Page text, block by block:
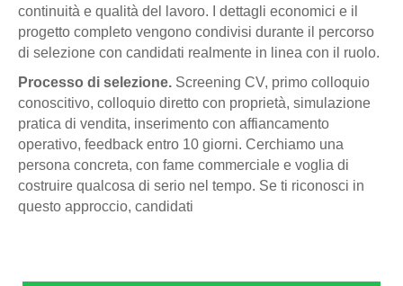
continuità e qualità del lavoro. I dettagli economici e il
progetto completo vengono condivisi durante il percorso
di selezione con candidati realmente in linea con il ruolo.
Processo di selezione. Screening CV, primo colloquio
conoscitivo, colloquio diretto con proprietà, simulazione
pratica di vendita, inserimento con affiancamento
operativo, feedback entro 10 giorni. Cerchiamo una
persona concreta, con fame commerciale e voglia di
costruire qualcosa di serio nel tempo. Se ti riconosci in
questo approccio, candidati